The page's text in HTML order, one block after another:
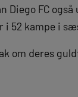
Diego FC
i 52 kampe i
om deres